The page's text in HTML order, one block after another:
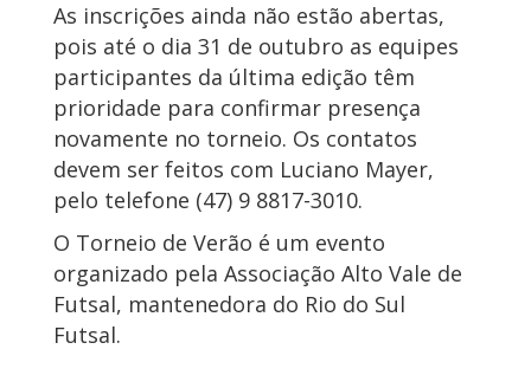
As inscrições ainda não estão abertas,
pois até o dia 31 de outubro as equipes
participantes da última edição têm
prioridade para confirmar presença
novamente no torneio. Os contatos
devem ser feitos com Luciano Mayer,
pelo telefone (47) 9 8817-3010.
O Torneio de Verão é um evento
organizado pela Associação Alto Vale de
Futsal, mantenedora do Rio do Sul
Futsal.